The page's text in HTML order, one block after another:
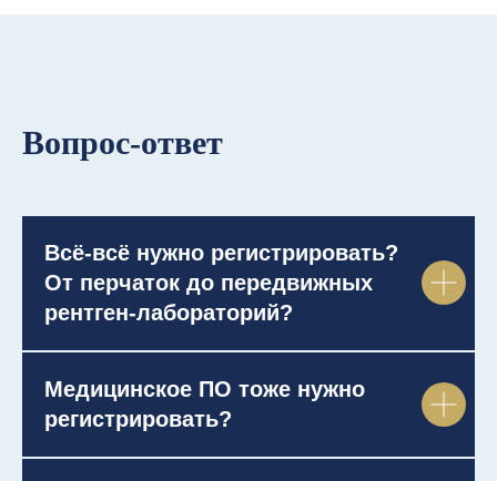
Вопрос-ответ
Всё-всё нужно регистрировать?
От перчаток до передвижных
рентген-лабораторий?
Медицинское ПО тоже нужно
регистрировать?